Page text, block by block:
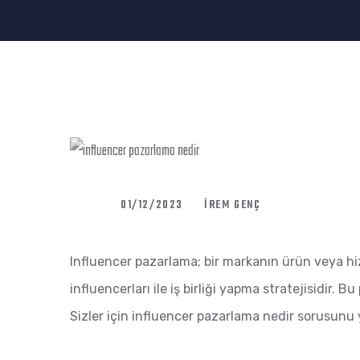
01/12/2023 İREM GENÇ
Influencer pazarlama; bir markanın ürün veya
influencerları ile iş birliği yapma stratejisidir.
Sizler için influencer pazarlama nedir sorusunu